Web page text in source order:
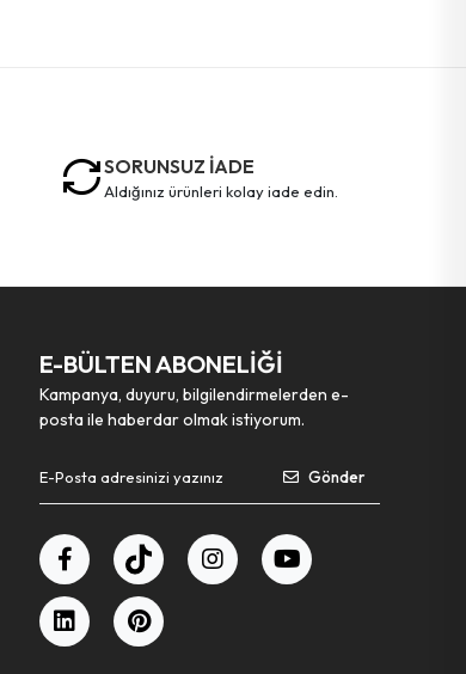
SORUNSUZ İADE
aldığınız ürünleri kolay iade edin.
E-BÜLTEN ABONELİĞİ
Kampanya, duyuru, bilgilendirmelerden e-
posta ile haberdar olmak istiyorum.
Gönder